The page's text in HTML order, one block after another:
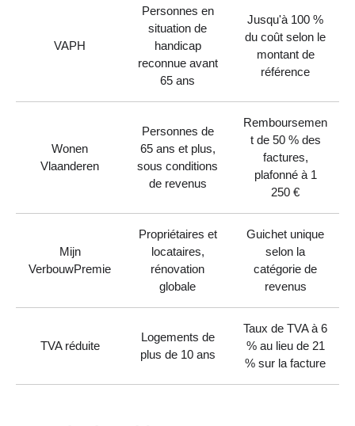
VAPH
Personnes en
situation de
handicap
reconnue avant
65 ans
Jusqu'à 100 %
du coût selon le
montant de
référence
Wonen
Vlaanderen
Personnes de
65 ans et plus,
sous conditions
de revenus
Remboursemen
t de 50 % des
factures,
plafonné à 1
250 €
Mijn
VerbouwPremie
Propriétaires et
locataires,
rénovation
globale
Guichet unique
selon la
catégorie de
revenus
TVA réduite
Logements de
plus de 10 ans
Taux de TVA à 6
% au lieu de 21
% sur la facture